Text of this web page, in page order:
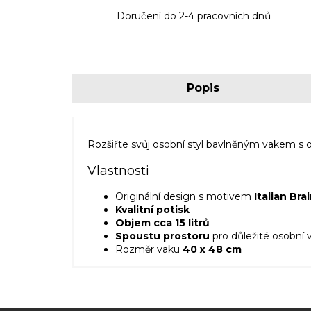
Doručení do 2-4 pracovních dnů
Popis
Rozšiřte svůj osobní styl bavlněným vakem s
Vlastnosti
Originální design s motivem Italian
Kvalitní potisk
Objem cca 15 litrů
Spoustu prostoru pro důležité osobní
Rozměr vaku 40 x 48 cm